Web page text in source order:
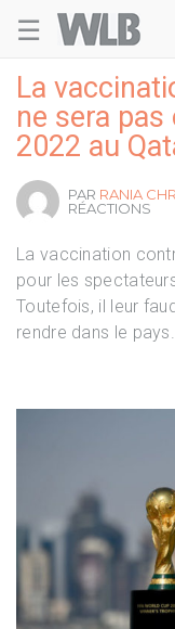
☰
La
ne sera pas
2022 au
PAR RANIA
RÉACTIONS
La vaccination
pour les
Toutefois, il leur
rendre dans le pays.